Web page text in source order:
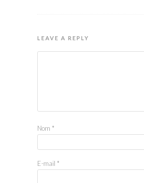
LEAVE A REPLY
Nom *
E-mail *